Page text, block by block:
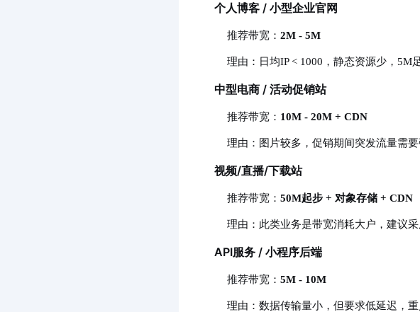
个人博客 / 小型企业官网
推荐带宽： 2M - 5M
理由：日均IP < 1000，静态资源少，5M
中型电商 / 活动促销站
推荐带宽： 10M - 20M + CDN
理由：图片较多，促销期间突发流量需
视频/直播/下载站
推荐带宽： 50M起步 + 对象存储 + CDN
理由：此类业务是带宽消耗大户，建议
API服务 / 小程序后端
推荐带宽： 5M - 10M
理由：数据传输量小，但要求低延迟，